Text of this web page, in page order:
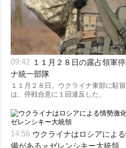
09:42 １１月２８日の露占領軍
ナ統一部隊
１１月２８日、ウクライナ東部に駐
は、停戦合意に１回違反した。
14:56 ウクライナはロシアによ
備がある＝ゼレンシキー大統領